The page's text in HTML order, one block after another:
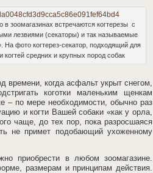
в зоомагазинах встречаются когтерезы с
лезвиями (секаторы) и так называемые
На фото когтерез-секатор, подходящий для
когтей средних и крупных пород собак
времени, когда асфальт укрыт снегом,
коготки маленьким щенкам
– по мере необходимости, обычно раз
и когти Вашей собаки «как у орла,
чаще, до тех пор, пока разросшаяся
не примет подобающий ухоженному
приобрести в любом зоомагазине.
размерам и принципам действия.